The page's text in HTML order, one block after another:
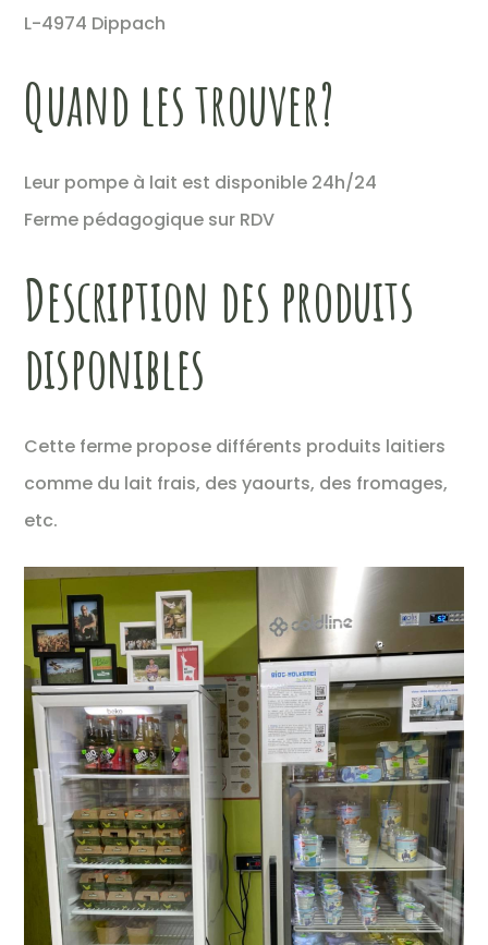
L-4974 Dippach
Quand les trouver?
Leur pompe à lait est disponible 24h/24
Ferme pédagogique sur RDV
Description des produits
disponibles
Cette ferme propose différents produits laitiers
comme du lait frais, des yaourts, des fromages,
etc.